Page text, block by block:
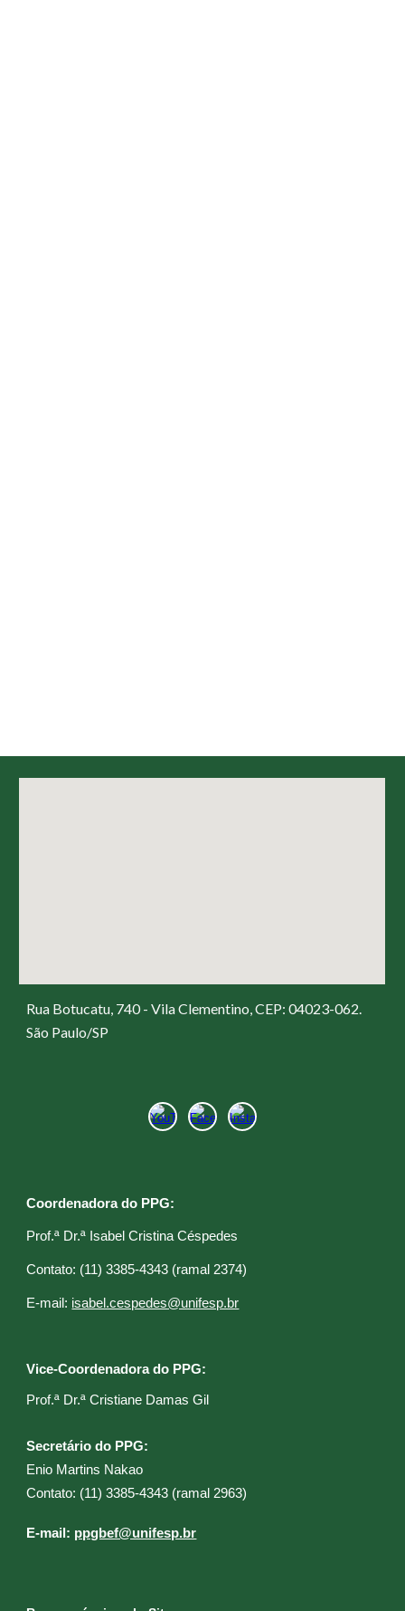
Rua Botucatu, 740 - Vila Clementino, CEP: 04023-062.
São Paulo/SP
Coordenadora do PPG:
Prof.ª Dr.ª Isabel Cristina Céspedes
Contato: (11) 3385-4343 (ramal 2374)
E-mail: isabel.cespedes@unifesp.br
Vice-Coordenadora do PPG:
Prof.ª Dr.ª Cristiane Damas Gil​
Secretário do PPG:
Enio Martins Nakao
Contato: (11) 3385-4343 (ramal 2963)
E-mail: ppgbef@unifesp.br